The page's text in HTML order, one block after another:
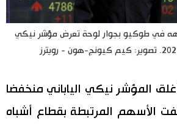
تواصل معنا
في طوكيو بجوار لوحة تعرض مؤشر نيكي
المؤشر نيكي الياباني منخفضا
الأسهم المرتبطة بقطاع أشباه